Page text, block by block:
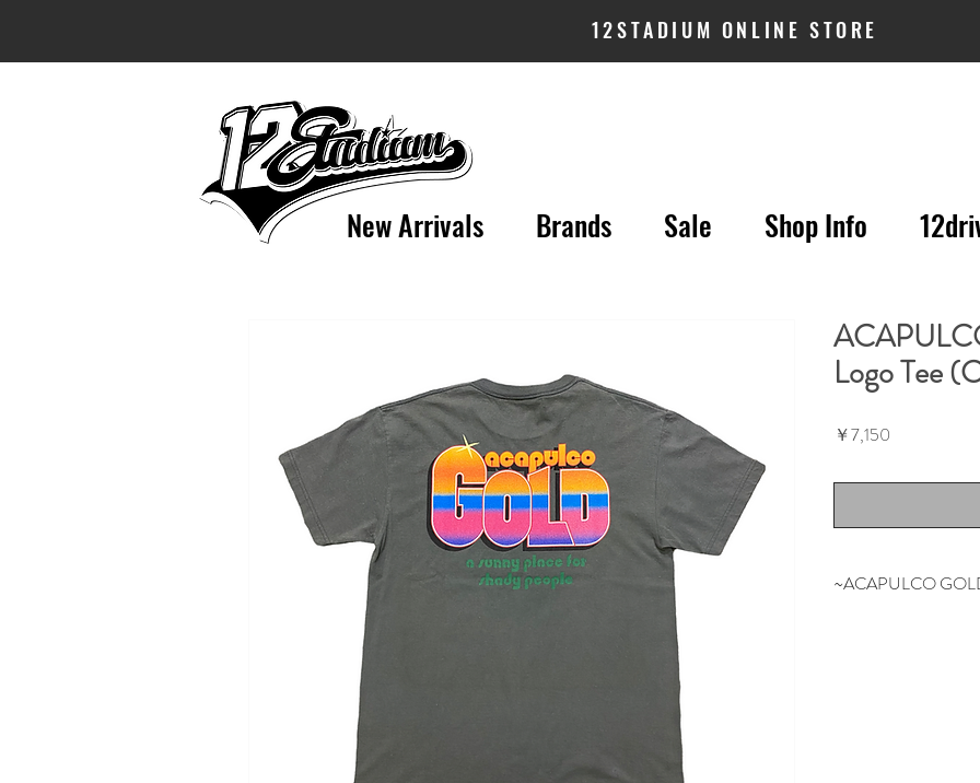
12STADIUM ONLINE STORE
New Arrivals Brands Sale Shop Info
Logo Tee
￥7,150
~ACAPULCO